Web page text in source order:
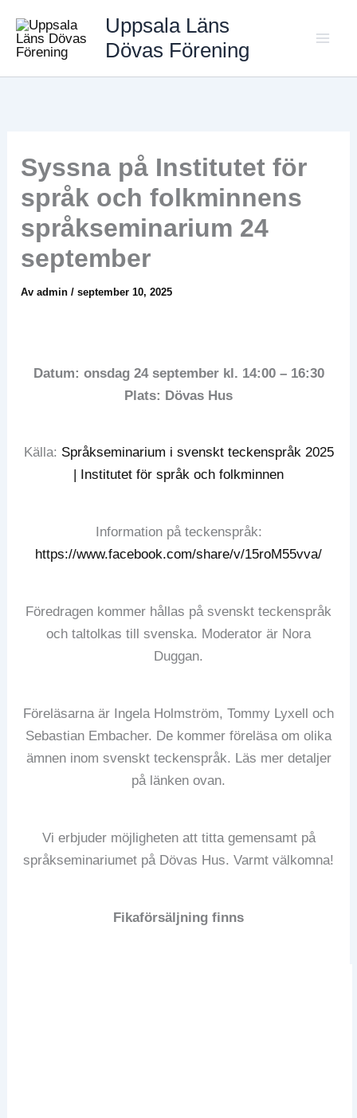
innehåll
Uppsala Läns
Dövas Förening
Syssna på Institutet för
språk och folkminnens
språkseminarium 24
september
Av admin/september 10, 2025
Datum: onsdag 24 september kl. 14:00 – 16:30
Plats: Dövas Hus
Källa: Språkseminarium i svenskt teckenspråk 2025
| Institutet för språk och folkminnen
Information på teckenspråk:
https://www.facebook.com/share/v/15roM55vva/
Föredragen kommer hållas på svenskt teckenspråk
och taltolkas till svenska. Moderator är Nora
Duggan.
Föreläsarna är Ingela Holmström, Tommy Lyxell och
Sebastian Embacher. De kommer föreläsa om olika
ämnen inom svenskt teckenspråk. Läs mer detaljer
på länken ovan.
Vi erbjuder möjligheten att titta gemensamt på
språkseminariumet på Dövas Hus. Varmt välkomna!
Fikaförsäljning finns